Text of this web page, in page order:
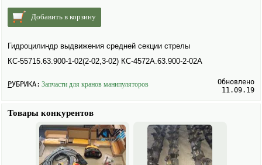
Добавить в корзину
Гидроцилиндр выдвижения средней секции стрелы
КС-55715.63.900-1-02(2-02,3-02) КС-4572А.63.900-2-02А
РУБРИКА: Запчасти для кранов манипуляторов
Обновлено
11.09.19
Товары конкурентов